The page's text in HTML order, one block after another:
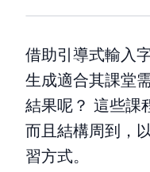
借助引導式輸入
生成適合其課堂
結果呢？ 這些課
而且結構周到，
習方式。